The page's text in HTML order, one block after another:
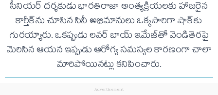
సీనియర్ దర్శకుడు భారతిరాజా అంత్యక్రియలకు హాజరైన
కార్తీక్‌ను చూసిన సినీ అభిమానులు ఒక్కసారిగా షాక్‌కు
గురయ్యారు. ఒకప్పుడు లవర్ బాయ్ ఇమేజ్‌తో వెండితెరపై
మెరిసిన ఆయన ఇప్పుడు ఆరోగ్య సమస్యల కారణంగా చాలా
మారిపోయినట్లు కనిపించారు.